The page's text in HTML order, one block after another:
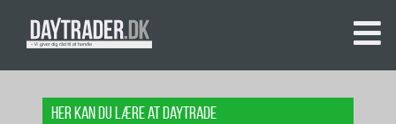
Her kan du lære at daytrade